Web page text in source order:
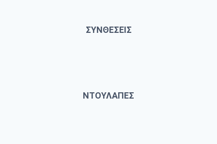
ΣΥΝΘΕΣΕΙΣ
ΝΤΟΥΛΑΠΕΣ